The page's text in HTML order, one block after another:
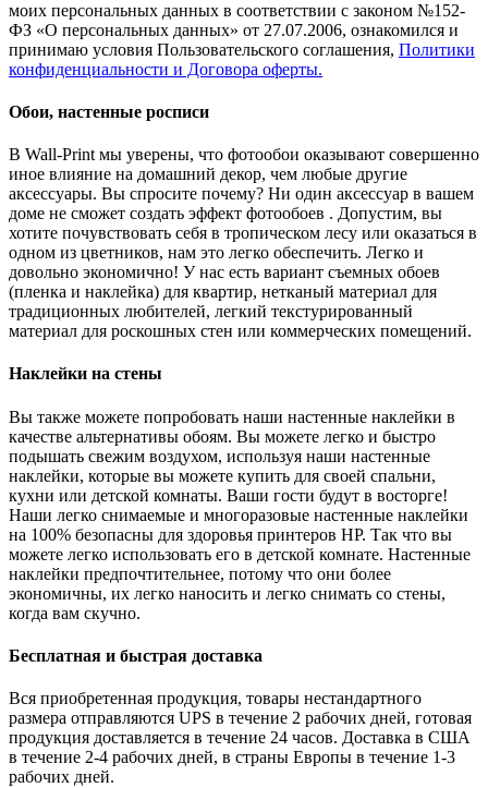
моих персональных данных в соответствии с законом №152-
ФЗ «О персональных данных» от 27.07.2006, ознакомился и
принимаю условия Пользовательского соглашения, Политики
конфиденциальности и Договора оферты.
Обои, настенные росписи
В Wall-Print мы уверены, что фотообои оказывают совершенно
иное влияние на домашний декор, чем любые другие
аксессуары. Вы спросите почему? Ни один аксессуар в вашем
доме не сможет создать эффект фотообоев . Допустим, вы
хотите почувствовать себя в тропическом лесу или оказаться в
одном из цветников, нам это легко обеспечить. Легко и
довольно экономично! У нас есть вариант съемных обоев
(пленка и наклейка) для квартир, нетканый материал для
традиционных любителей, легкий текстурированный
материал для роскошных стен или коммерческих помещений.
Наклейки на стены
Вы также можете попробовать наши настенные наклейки в
качестве альтернативы обоям. Вы можете легко и быстро
подышать свежим воздухом, используя наши настенные
наклейки, которые вы можете купить для своей спальни,
кухни или детской комнаты. Ваши гости будут в восторге!
Наши легко снимаемые и многоразовые настенные наклейки
на 100% безопасны для здоровья принтеров HP. Так что вы
можете легко использовать его в детской комнате. Настенные
наклейки предпочтительнее, потому что они более
экономичны, их легко наносить и легко снимать со стены,
когда вам скучно.
Бесплатная и быстрая доставка
Вся приобретенная продукция, товары нестандартного
размера отправляются UPS в течение 2 рабочих дней, готовая
продукция доставляется в течение 24 часов. Доставка в США
в течение 2-4 рабочих дней, в страны Европы в течение 1-3
рабочих дней.